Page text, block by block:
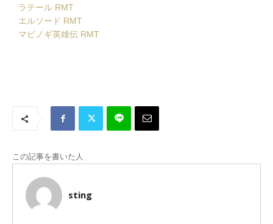
ラテール RMT
エルソード RMT
マビノギ英雄伝 RMT
この記事を書いた人
sting